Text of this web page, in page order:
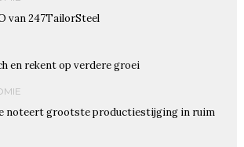
van 247TailorSteel
en rekent op verdere groei
noteert grootste productiestijging in ruim